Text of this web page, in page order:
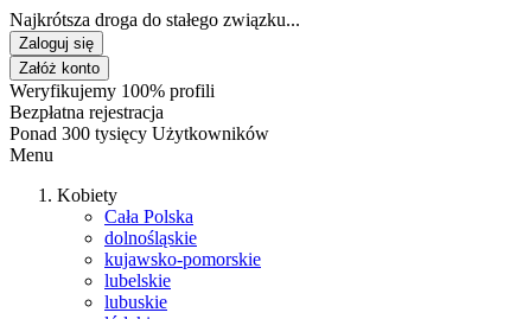
Najkrótsza droga do stałego związku...
Zaloguj się
Załóż konto
Weryfikujemy 100% profili
Bezpłatna rejestracja
Ponad 300 tysięcy Użytkowników
Menu
Kobiety
Cała Polska
dolnośląskie
kujawsko-pomorskie
lubelskie
lubuskie